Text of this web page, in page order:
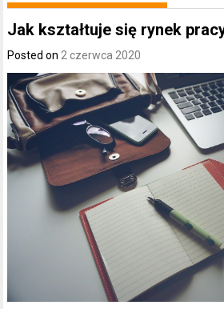
Jak kształtuje się rynek
Posted on 2 czerwca 2020